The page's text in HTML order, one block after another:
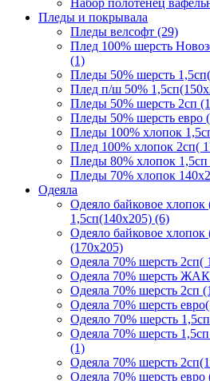
Пледы и покрывала
Пледы велсофт (29)
Плед 100% шерсть
(1)
Пледы 50% шерсть
Плед п/ш 50%
Пледы 50% шерсть 2сп
Пледы 50% шерсть евро
Пледы 100% хлопок
Плед 100% хлопок 2сп(
Пледы 80% хлопок 1,5сп
Пледы 70% хлопок
Одеяла
Одеяло байковое
1,5сп(140х205) (6)
Одеяло байковое
(170х205)
Одеяла 70% шерсть
Одеяла 70% шерсть
Одеяла 70% шерсть
Одеяла 70% шерсть
Одеяло 70% шерсть
Одеяла 70% шерсть
(1)
Одеяла 70% шерсть
Одеяла 70% шерсть